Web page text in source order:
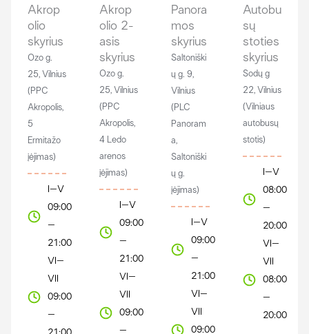
Akrop
olio
skyrius​
Ozo g.
25, Vilnius
(PPC
Akropolis,
5
Ermitažo
įėjimas)
I–V
09:00
–
21:00
VI–
VII
09:00
–
Akrop
olio 2-
asis
skyrius
Ozo g.
25, Vilnius
(PPC
Akropolis,
4 Ledo
arenos
įėjimas)
I–V
09:00
–
21:00
VI–
VII
09:00
–
Panora
mos
skyrius
Saltoniški
ų g. 9,
Vilnius
(PLC
Panoram
a,
Saltoniški
ų g.
įėjimas)
I–V
09:00
–
21:00
VI–
VII
09:00
Autobu
sų
stoties
skyrius​
Sodų g
22, Vilnius
(Vilniaus
autobusų
stotis)
I–V
08:00
–
20:00
VI–
VII
08:00
–
20:00